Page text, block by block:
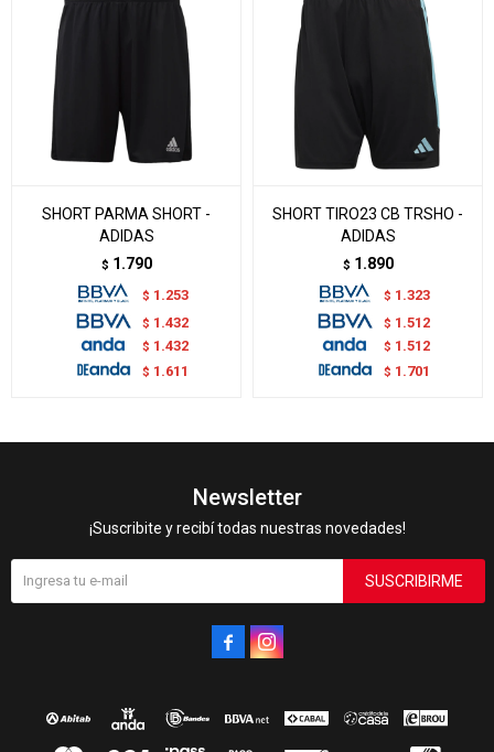
SHORT PARMA SHORT -
ADIDAS
$ 1.790
$ 1.253
$ 1.432
$ 1.432
$ 1.611
SHORT TIRO23 CB TRSHO -
ADIDAS
$ 1.890
$ 1.323
$ 1.512
$ 1.512
$ 1.701
Newsletter
¡Suscribite y recibí todas nuestras novedades!
SUSCRIBIRME
 